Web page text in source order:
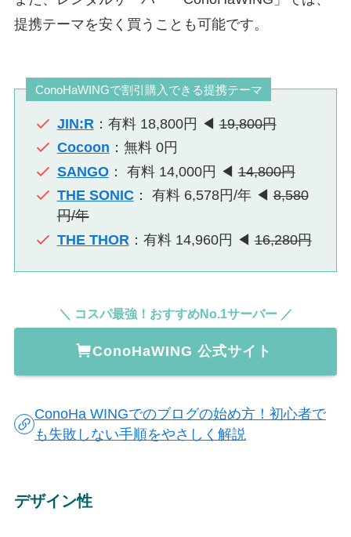
提携テーマを安く買うことも可能です。
ConoHaWINGで割引購入できる提携テーマ
JIN:R ：有料 18,800円 ◀19,800円
Cocoon ：無料 0円
SANGO： 有料 14,000円 ◀14,800円
THE SONIC： 有料 6,578円/年 ◀8,580
円/年
THE THOR ：有料 14,960円 ◀16,280円
＼ コスパ最強！おすすめNo.1サーバー ／
ConoHaWING 公式サイト
ConoHa WINGでのブログの始め方！初心者で
も失敗しない手順をやさしく解説
デザイン性